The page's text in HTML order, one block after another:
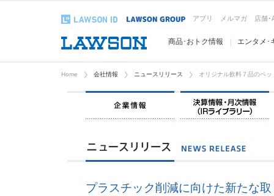
アプリ メルマガ 店舗･
商品･おトク情報 エンタメ･
Home 会社情報 ニュースリリース オリジナル飲料７品のペ
企業情報
プラスチック削減に向けた新たな